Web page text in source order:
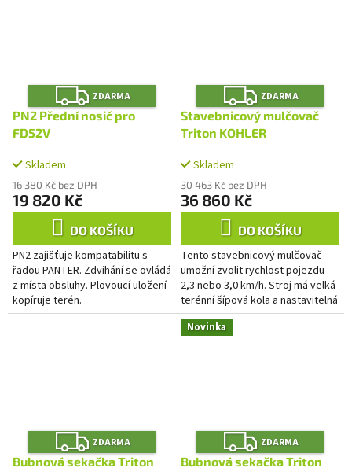
Z
D
A
R
ZDARMA
PN2 Přední nosič pro
FD52V
Skladem
16 380 Kč bez DPH
19 820 Kč
DO KOŠÍKU
PN2 zajišťuje kompatabilitu s
řadou PANTER. Zdvihání se ovládá
z místa obsluhy. Plovoucí uložení
kopíruje terén.
Z
D
A
R
M
ZDARMA
Stavebnicový mulčovač
Triton KOHLER
Skladem
30 463 Kč bez DPH
36 860 Kč
DO KOŠÍKU
Tento stavebnicový mulčovač
umožní zvolit rychlost pojezdu
2,3 nebo 3,0 km/h. Stroj má velká
terénní šípová kola a nastavitelná
řidítka s antivibračním návlekem,
která jdou na...
Z
D
ZDARMA
Bubnová sekačka Triton
Novinka
Z
D
ZDARMA
Bubnová sekačka Triton